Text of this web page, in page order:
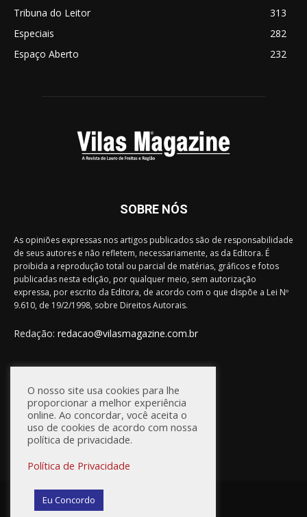
Tribuna do Leitor
313
Especiais
282
Espaço Aberto
232
SOBRE NÓS
As opiniões expressas nos artigos publicados são de responsabilidade
de seus autores e não refletem, necessariamente, as da Editora. É
proibida a reprodução total ou parcial de matérias, gráficos e fotos
publicadas nesta edição, por qualquer meio, sem autorização
expressa, por escrito da Editora, de acordo com o que dispõe a Lei Nº
9.610, de 19/2/1998, sobre Direitos Autorais.
Redação: redacao@vilasmagazine.com.br
FIQUE CONECTADO
© Vilas Magazine / Site Desenvolvido por:
O nosso site usa cookies para lhe
proporcionar a melhor experiência
online. Ao concordar, você aceita o
uso de cookies de acordo com nossa
política de privacidade.
Política de Privacidade
Eu Concordo